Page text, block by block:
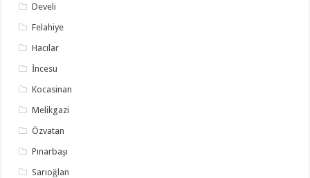
Develi
Felahiye
Hacılar
İncesu
Kocasinan
Melikgazi
Özvatan
Pınarbaşı
Sarıoğlan